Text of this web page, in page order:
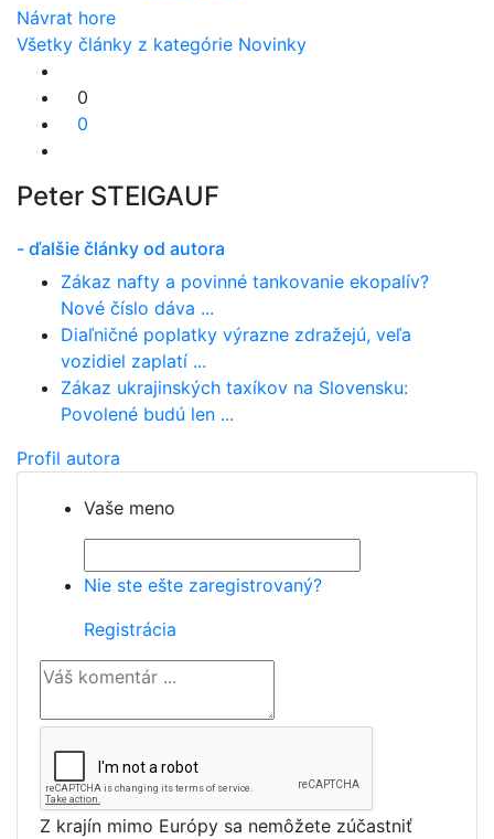
Návrat hore
Všetky články z kategórie Novinky
0
0
Peter STEIGAUF
- ďalšie články od autora
Zákaz nafty a povinné tankovanie ekopalív?
Nové číslo dáva ...
Diaľničné poplatky výrazne zdražejú, veľa
vozidiel zaplatí ...
Zákaz ukrajinských taxíkov na Slovensku:
Povolené budú len ...
Profil autora
Vaše meno
Nie ste ešte zaregistrovaný?
Registrácia
Z krajín mimo Európy sa nemôžete zúčastniť